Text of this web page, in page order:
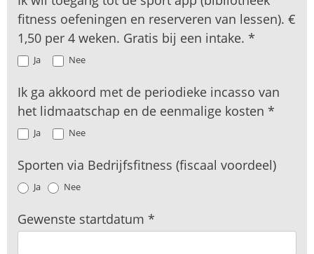
fitness oefeningen en reserveren van lessen). €
1,50 per 4 weken. Gratis bij een intake. *
Ja Nee
Ik ga akkoord met de periodieke incasso van
het lidmaatschap en de eenmalige kosten *
Ja Nee
Sporten via Bedrijfsfitness (fiscaal voordeel)
Ja Nee
Gewenste startdatum *